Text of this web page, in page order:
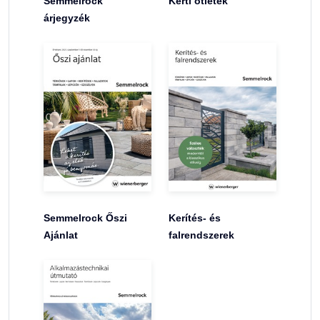
árjegyzék
Semmelrock Őszi
Ajánlat
Kerítés- és
falrendszerek